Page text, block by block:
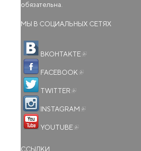
обязательна.
МЫ В СОЦИАЛЬНЫХ СЕТЯХ
ВКОНТАКТЕ
FACEBOOK
TWITTER
INSTAGRAM
YOUTUBE
ССЫЛКИ